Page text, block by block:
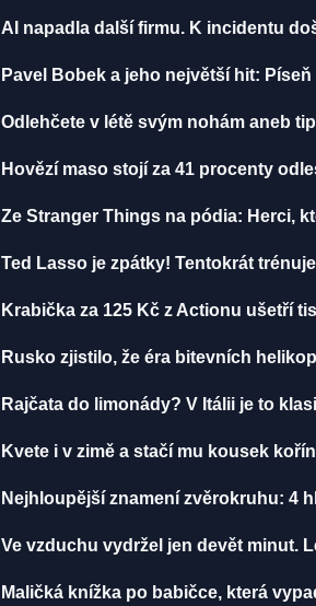
AI napadla další firmu. K incidentu
Pavel Bobek a jeho největší hit:
Odlehčete v létě svým nohám aneb
Hovězí maso stojí za 41 procenty
Ze Stranger Things na pódia: Herci,
Ted Lasso je zpátky! Tentokrát
Krabička za 125 Kč z Actionu ušetří
Rusko zjistilo, že éra bitevních
Rajčata do limonády? V Itálii je to
Kvete i v zimě a stačí mu kousek
Nejhloupější znamení zvěrokruhu: 4
Ve vzduchu vydržel jen devět minut.
Maličká knížka po babičce, která